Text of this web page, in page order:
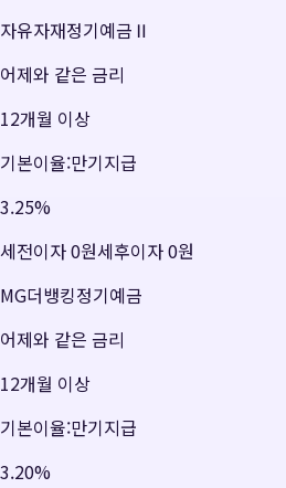
자유자재정기예금Ⅱ
어제와 같은 금리
12개월 이상
기본이율:만기지급
3.25%
세전이자0원세후이자0원
MG더뱅킹정기예금
어제와 같은 금리
12개월 이상
기본이율:만기지급
3.20%